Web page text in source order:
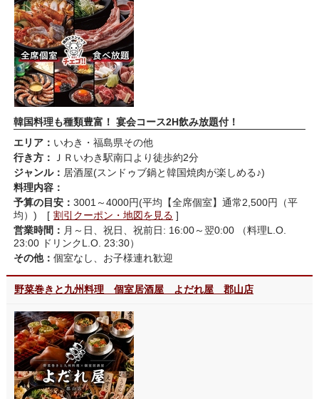
韓国料理も種類豊富！ 宴会コース2H飲み放題付！
エリア： いわき・福島県その他
行き方：
ＪＲいわき駅南口より徒歩約2分
ジャンル： 居酒屋(スンドゥブ鍋と韓国焼肉が楽しめる♪)
料理内容：
予算の目安： 3001～4000円(平均【全席個室】通常2,500円（平
均）) [ 割引クーポン・地図を見る ]
営業時間： 月～日、祝日、祝前日: 16:00～翌0:00 （料理L.O.
23:00 ドリンクL.O. 23:30）
その他： 個室なし、お子様連れ歓迎
野菜巻きと九州料理 個室居酒屋 よだれ屋 郡山店